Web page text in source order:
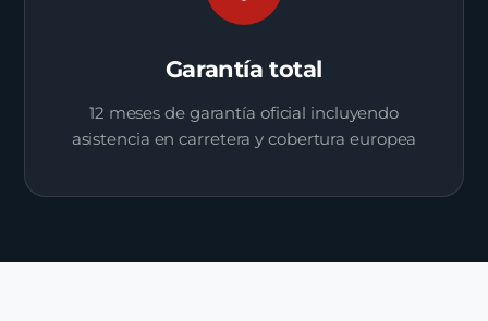
Garantía total
12 meses de garantía oficial incluyendo
asistencia en carretera y cobertura europea